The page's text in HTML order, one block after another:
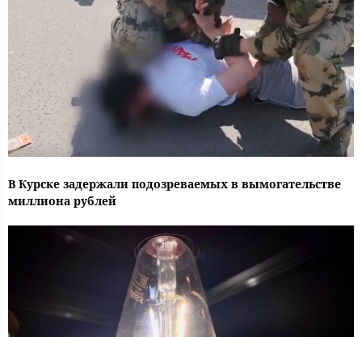
В Курске задержали подозреваемых в вымогательстве
миллиона рублей